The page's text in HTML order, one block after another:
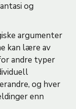
og
argumenter
kan lære av
andre typer
og hver
enn